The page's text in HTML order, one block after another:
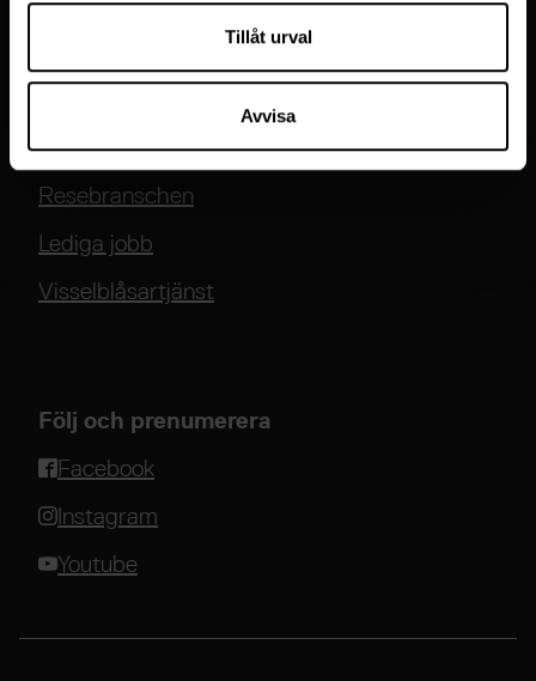
Tillåt urval
Avvisa
Praktisk information
Pressrum
Resebranschen
Lediga jobb
Visselblåsartjänst
Följ och prenumerera
Facebook
Instagram
Youtube